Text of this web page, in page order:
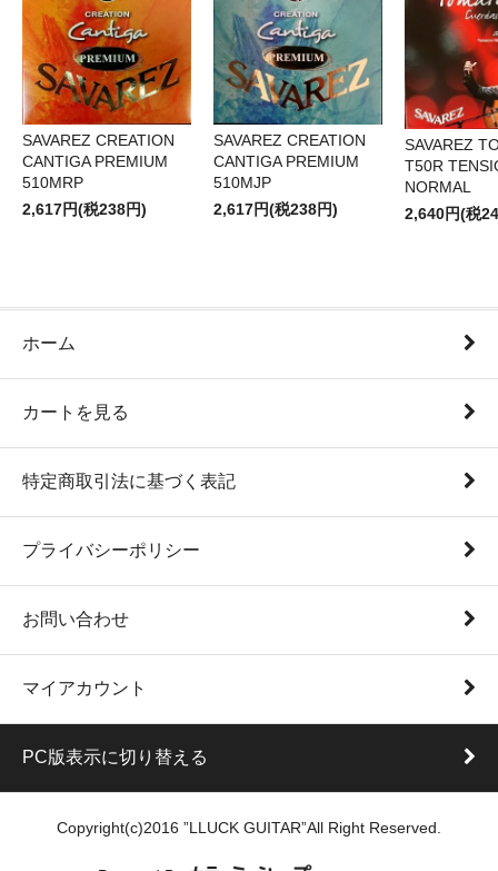
SAVAREZ CREATION
CANTIGA PREMIUM
510MRP
2,617円(税238円)
SAVAREZ CREATION
CANTIGA PREMIUM
510MJP
2,617円(税238円)
SAVAREZ
T50R
NORMAL
2,640円(税
ホーム
カートを見る
特定商取引法に基づく表記
プライバシーポリシー
お問い合わせ
マイアカウント
PC版表示に切り替える
Copyright(c)2016 ”LLUCK GUITAR”All Right Reserved.